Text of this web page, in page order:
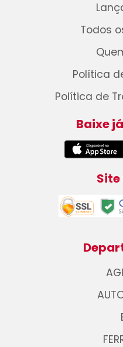
Todos
Política
Política de
Baixe